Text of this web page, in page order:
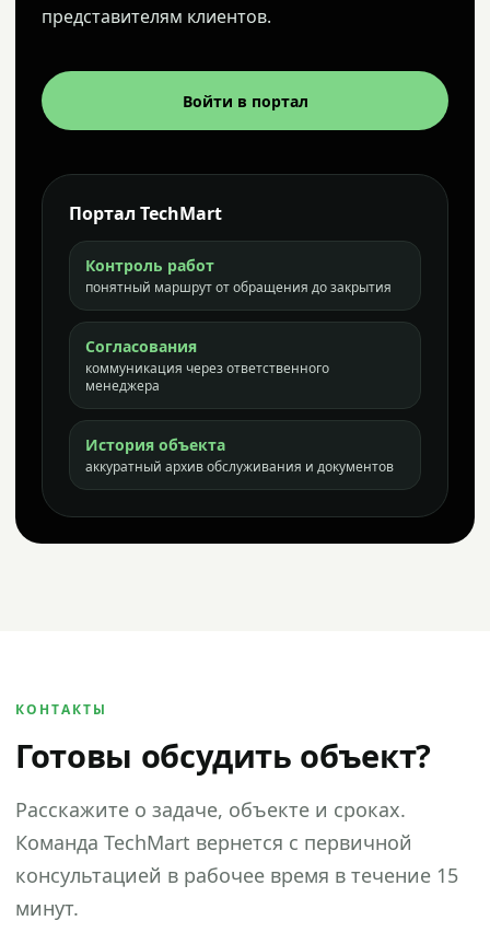
представителям клиентов.
Войти в портал
Портал TechMart
Контроль работ
понятный маршрут от обращения до закрытия
Согласования
коммуникация через ответственного
менеджера
История объекта
аккуратный архив обслуживания и документов
КОНТАКТЫ
Готовы обсудить объект?
Расскажите о задаче, объекте и сроках.
Команда TechMart вернется с первичной
консультацией в рабочее время в течение 15
минут.